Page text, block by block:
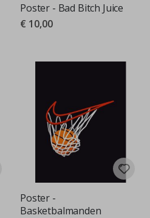
Poster - Bad Bitch Juice
€ 10,00
Poster -
Basketbalmanden